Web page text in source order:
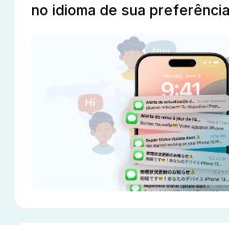
no idioma de sua